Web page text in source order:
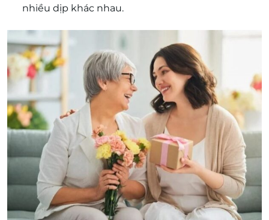
nhiều dịp khác nhau.